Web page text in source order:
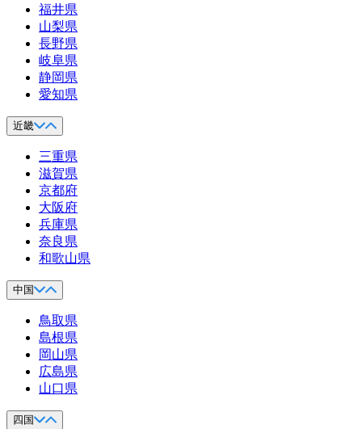
福井県
山梨県
長野県
岐阜県
静岡県
愛知県
近畿
三重県
滋賀県
京都府
大阪府
兵庫県
奈良県
和歌山県
中国
鳥取県
島根県
岡山県
広島県
山口県
四国